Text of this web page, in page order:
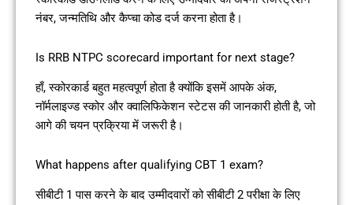
नंबर, जन्मतिथि और कैप्चा कोड दर्ज करना होता है।
Is RRB NTPC scorecard important for next stage?
हाँ, स्कोरकार्ड बहुत महत्वपूर्ण होता है क्योंकि इसमें आपके अंक,
नॉर्मलाइज्ड स्कोर और क्वालिफिकेशन स्टेटस की जानकारी होती है, जो
आगे की चयन प्रक्रिया में जरूरी है।
What happens after qualifying CBT 1 exam?
सीबीटी 1 पास करने के बाद उम्मीदवारों को सीबीटी 2 परीक्षा के लिए